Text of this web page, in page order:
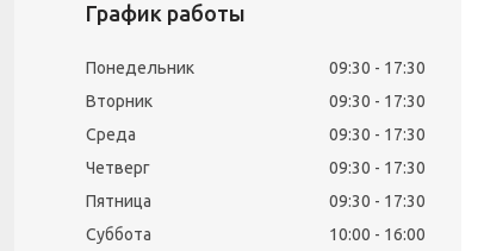
График работы
Понедельник 09:30
17:30
Вторник
09:30
17:30
Среда
09:30
17:30
Четверг
09:30
17:30
Пятница
09:30
17:30
Суббота
10:00
16:00